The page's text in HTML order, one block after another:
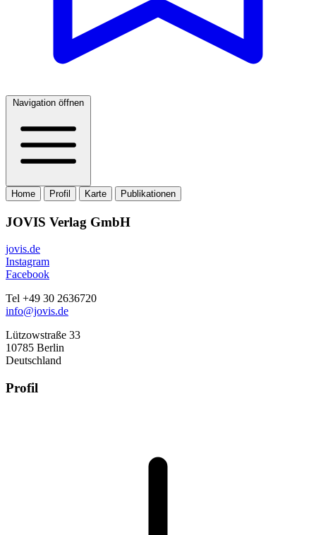
Navigation öffnen
Home Profil Karte Publikationen
JOVIS Verlag GmbH
jovis.de
Instagram
Facebook
Tel +49 30 2636720
info@jovis.de
Lützowstraße 33
10785 Berlin
Deutschland
Profil